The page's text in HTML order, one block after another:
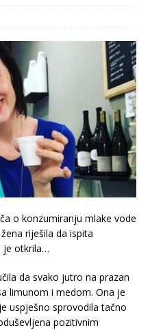
o konzumiranju mlake vode
riješila da ispita
je otkrila…
da svako jutro na prazan
limunom i medom. Ona je
uspješno sprovodila tačno
pozitivnim